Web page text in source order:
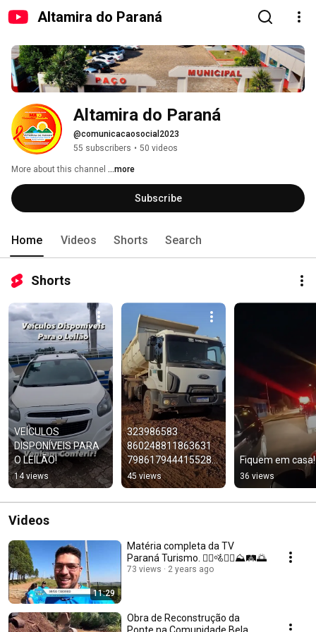
Altamira do Paraná
Altamira do Paraná
@comunicacaosocial2023
55 subscribers • 50 videos
More about this channel ...more
Subscribe
Home Videos Shorts Search
Shorts
VEÍCULOS
DISPONÍVEIS PARA
O LEILÃO!
14 views
323986583
860248811863631
7986179444155289
37 n
45 views
Fiquem em casa!
36 views
Videos
11:29
Matéria completa da TV
Paraná Turismo. 🚵‍♀️🚵🚵‍♂️⛰️🛤️🌅
73 views 2 years ago
Obra de Reconstrução da